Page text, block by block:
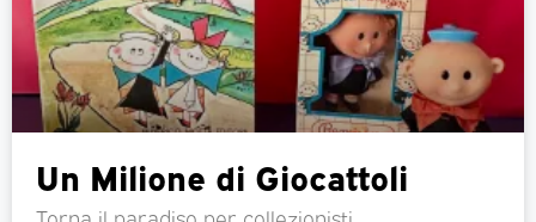
Un Milione di Giocattoli